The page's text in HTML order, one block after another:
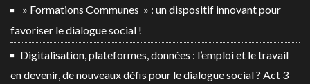
» Formations Communes » : un dispositif innovant pour
favoriser le dialogue social !
Digitalisation, plateformes, données : l’emploi et le travail
en devenir, de nouveaux défis pour le dialogue social ? Act 3